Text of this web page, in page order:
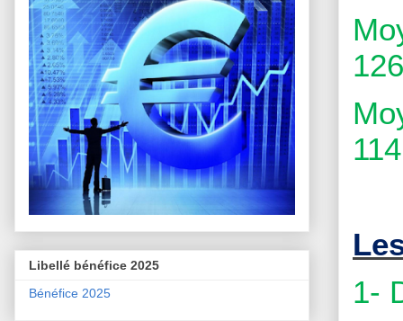
1-
Libellé bénéfice 2025
Bénéfice 2025